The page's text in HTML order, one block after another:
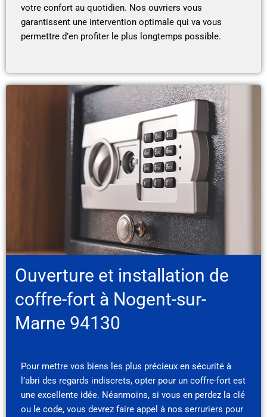
votre confort au quotidien. Nos ouvriers vous
garantissent une intervention optimale qui va vous
permettre d’en profiter le plus longtemps possible.
Ouverture et installation de
coffre-fort à Nogent-sur-
Marne 94130
Pour mettre vos biens les plus précieux en sécurité à
l’abri des regards indiscrets, opter pour un coffre-fort est
une excellente idée. Néanmoins, si vous en perdez la clé
ou le code, vous devrez faire appel à nos serruriers pour